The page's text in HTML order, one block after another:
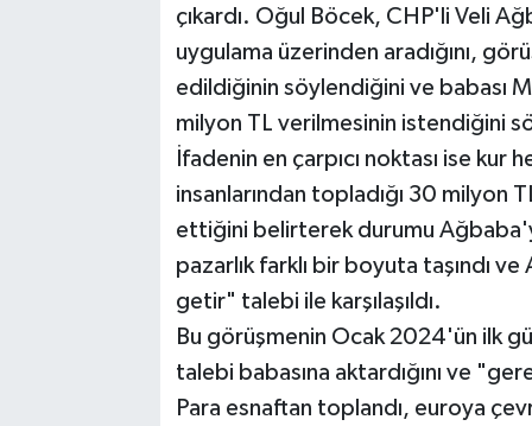
çıkardı. Oğul Böcek, CHP'li Veli
uygulama üzerinden aradığını,
edildiğinin söylendiğini ve babası
milyon TL verilmesinin istendiğini
İfadenin en çarpıcı noktası ise
insanlarından topladığı 30 milyon
ettiğini belirterek durumu
pazarlık farklı bir boyuta taşındı
getir" talebi ile karşılaşıldı.
Bu görüşmenin Ocak 2024'ün ilk
talebi babasına aktardığını ve
Para esnaftan toplandı, euroya